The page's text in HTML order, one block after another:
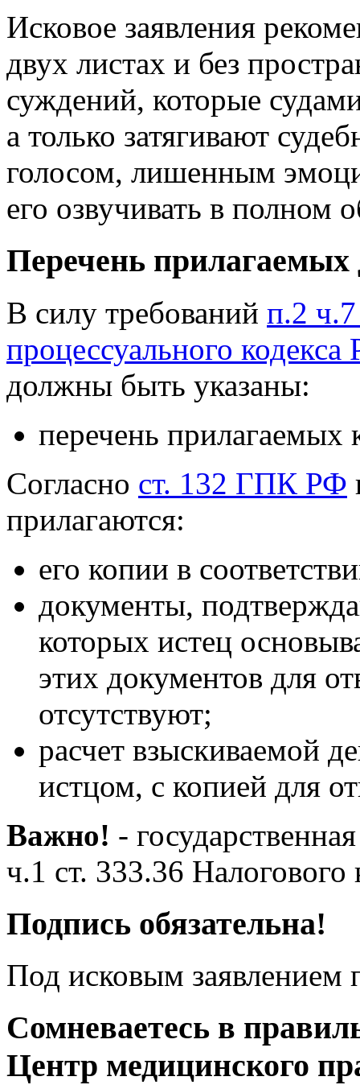
Исковое заявления
двух листах и без
суждений, которые
а только затягивают
голосом, лишенным
его озвучивать в полном
Перечень прилагаемых
В силу требований п.2
процессуального кодекса
должны быть указаны:
перечень прилагаемых
Согласно ст. 132 ГПК РФ
прилагаются:
его копии в
документы,
которых истец
этих документов для
отсутствуют;
расчет взыскиваемой
истцом, с копией для
Важно! -
ч.1 ст. 333.36
Подпись обязательна!
Под исковым заявлением
Сомневаетесь в
Центр медицинского